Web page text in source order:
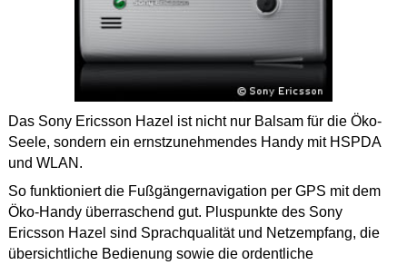
Das Sony Ericsson Hazel ist nicht nur Balsam für die Öko-
Seele, sondern ein ernstzunehmendes Handy mit HSPDA
und WLAN.
So funktioniert die Fußgängernavigation per GPS mit dem
Öko-Handy überraschend gut. Pluspunkte des Sony
Ericsson Hazel sind Sprachqualität und Netzempfang, die
übersichtliche Bedienung sowie die ordentliche